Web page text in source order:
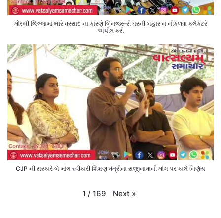
મોરબી જિલ્લામાં ભારે વરસાદ ના કારણે બિનજરૂરી ઘરની બહાર ન નીકળવા કલેક્ટરે
અપીલ કરી
CJP ની સરકારે બે માંગ સ્વીકારી શિક્ષણ મંત્રીના રાજીનામાની માંગ પર કાલે નિર્ણય
1 / 169 Next »